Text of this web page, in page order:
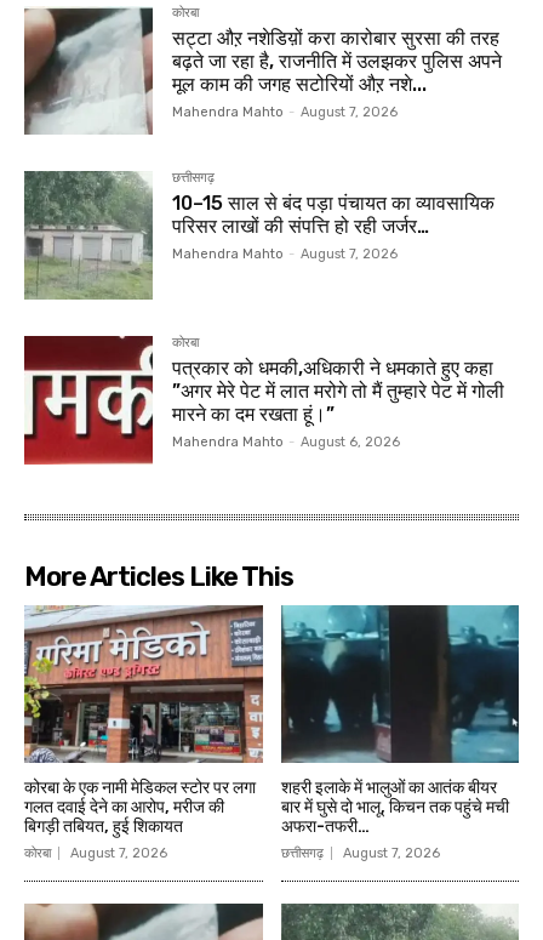
कोरबा
सट्टा औऱ नशेडिय़ों करा कारोबार सुरसा की तरह
बढ़ते जा रहा है, राजनीति में उलझकर पुलिस अपने
मूल काम की जगह सटोरियों औऱ नशे...
Mahendra Mahto - August 7, 2026
छत्तीसगढ़
10–15 साल से बंद पड़ा पंचायत का व्यावसायिक
परिसर लाखों की संपत्ति हो रही जर्जर…
Mahendra Mahto - August 7, 2026
कोरबा
पत्रकार को धमकी,अधिकारी ने धमकाते हुए कहा
”अगर मेरे पेट में लात मरोगे तो मैं तुम्हारे पेट में गोली
मारने का दम रखता हूं।”
Mahendra Mahto - August 6, 2026
More Articles Like This
कोरबा के एक नामी मेडिकल स्टोर पर लगा
गलत दवाई देने का आरोप, मरीज की
बिगड़ी तबियत, हुई शिकायत
कोरबा August 7, 2026
शहरी इलाके में भालुओं का आतंक बीयर
बार में घुसे दो भालू, किचन तक पहुंचे मची
अफरा-तफरी…
छत्तीसगढ़ August 7, 2026